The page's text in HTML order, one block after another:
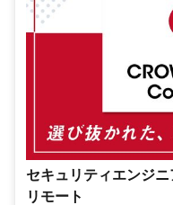
セキュリティエンジ
リモート